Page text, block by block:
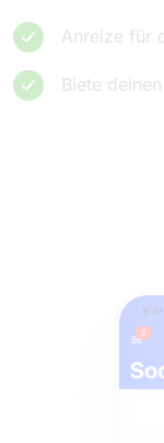
Anreize für
Biete